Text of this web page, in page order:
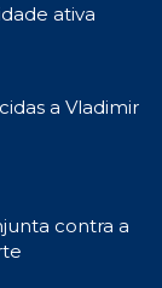
ativa
a Vladimir
contra a